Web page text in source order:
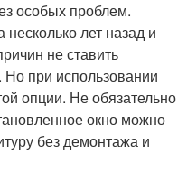
особых проблем.
лет назад и
не ставить
Но при использовании
опции. Не обязательно
окно можно
без демонтажа и